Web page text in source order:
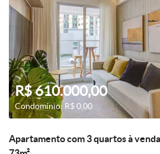
R$ 610.000,00
Condomínio: R$ 0,00
Apartamento com 3 quartos à